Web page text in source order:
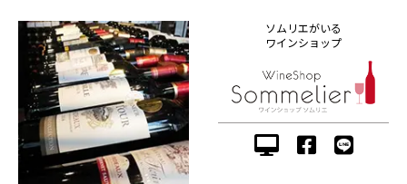
ソムリエがいる
ワインショップ